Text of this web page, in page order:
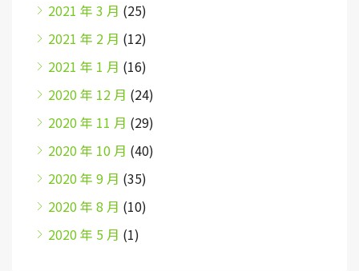
2021 年 3 月 (25)
2021 年 2 月 (12)
2021 年 1 月 (16)
2020 年 12 月 (24)
2020 年 11 月 (29)
2020 年 10 月 (40)
2020 年 9 月 (35)
2020 年 8 月 (10)
2020 年 5 月 (1)